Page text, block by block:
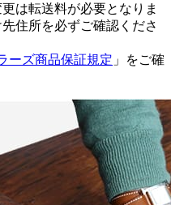
は転送料が必要となりま
住所を必ずご確認くださ
ーズ商品保証規定 」をご確